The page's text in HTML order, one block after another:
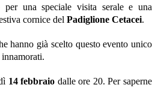
per una speciale visita serale e una
cornice del Padiglione Cetacei.
hanno già scelto questo evento unico
14 febbraio dalle ore 20. Per saperne